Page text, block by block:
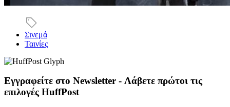
Σινεμά
Ταινίες
Εγγραφείτε στο Newsletter - Λάβετε πρώτοι τις
επιλογές HuffPost